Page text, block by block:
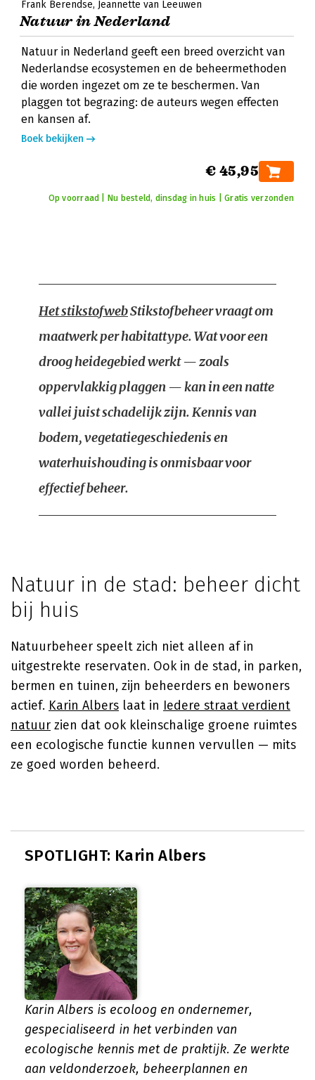
Frank Berendse Jeannette van Leeuwen
Natuur in Nederland
Natuur in Nederland geeft een breed overzicht van
Nederlandse ecosystemen en de beheermethoden
die worden ingezet om ze te beschermen. Van
plaggen tot begrazing: de auteurs wegen effecten
en kansen af.
Boek bekijken
€ 45,95
Op voorraad | Nu besteld, dinsdag in huis | Gratis verzonden
Het stikstofwebStikstofbeheer vraagt om
maatwerk per habitattype. Wat voor een
droog heidegebied werkt — zoals
oppervlakkig plaggen — kan in een natte
vallei juist schadelijk zijn. Kennis van
bodem, vegetatiegeschiedenis en
waterhuishouding is onmisbaar voor
effectief beheer.
Natuur in de stad: beheer dicht
bij huis
Natuurbeheer speelt zich niet alleen af in
uitgestrekte reservaten. Ook in de stad, in parken,
bermen en tuinen, zijn beheerders en bewoners
actief. Karin Albers laat in Iedere straat verdient
natuur zien dat ook kleinschalige groene ruimtes
een ecologische functie kunnen vervullen — mits
ze goed worden beheerd.
SPOTLIGHT: Karin Albers
Karin Albers is ecoloog en ondernemer,
gespecialiseerd in het verbinden van
ecologische kennis met de praktijk. Ze werkte
aan veldonderzoek, beheerplannen en